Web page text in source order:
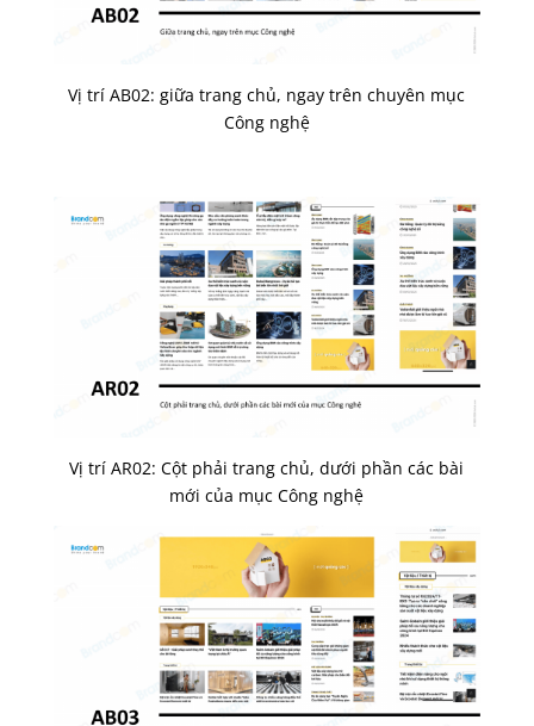
Vị trí AB02: giữa trang chủ, ngay trên chuyên mục
Công nghệ
Vị trí AR02: Cột phải trang chủ, dưới phần các bài
mới của mục Công nghệ